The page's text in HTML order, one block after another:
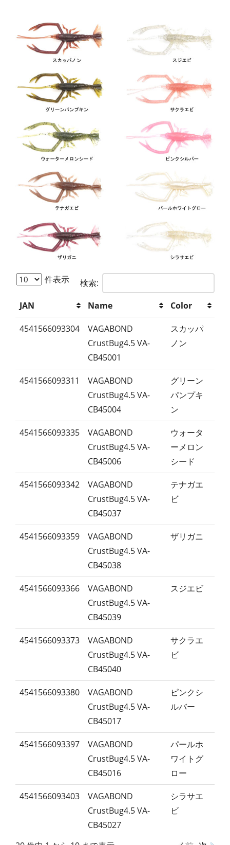
件表示
検索:
JAN
Name Color
4541566093304
VAGABOND
CrustBug4.5 VA-
CB45001
スカッパ
ノン
4541566093311
VAGABOND
CrustBug4.5 VA-
CB45004
グリーン
パンプキ
ン
4541566093335
VAGABOND
CrustBug4.5 VA-
CB45006
ウォータ
ーメロン
シード
4541566093342
VAGABOND
CrustBug4.5 VA-
CB45037
テナガエ
ビ
4541566093359
VAGABOND
CrustBug4.5 VA-
CB45038
ザリガニ
4541566093366
VAGABOND
CrustBug4.5 VA-
CB45039
スジエビ
4541566093373
VAGABOND
CrustBug4.5 VA-
CB45040
サクラエ
ビ
4541566093380
VAGABOND
CrustBug4.5 VA-
CB45017
ピンクシ
ルバー
4541566093397
VAGABOND
CrustBug4.5 VA-
CB45016
パールホ
ワイトグ
ロー
4541566093403
VAGABOND
CrustBug4.5 VA-
CB45027
シラサエ
ビ